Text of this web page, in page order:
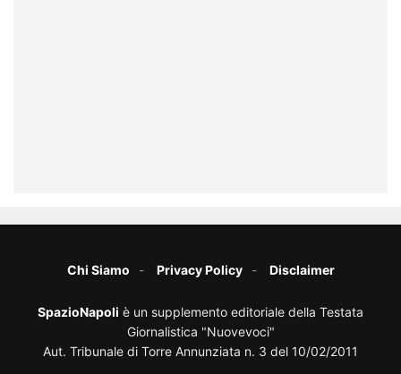
Chi Siamo Privacy Policy Disclaimer
SpazioNapoli è un supplemento editoriale della Testata
Giornalistica "Nuovevoci"
Aut. Tribunale di Torre Annunziata n. 3 del 10/02/2011